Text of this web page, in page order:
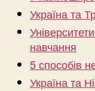
Україна та
навчання
5 способів
Україна та